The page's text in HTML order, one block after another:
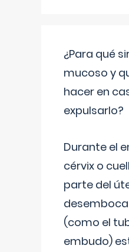
¿Para qué
mucoso y
hacer en
expulsarlo?
Durante el
cérvix o
parte del
(como el
embudo)